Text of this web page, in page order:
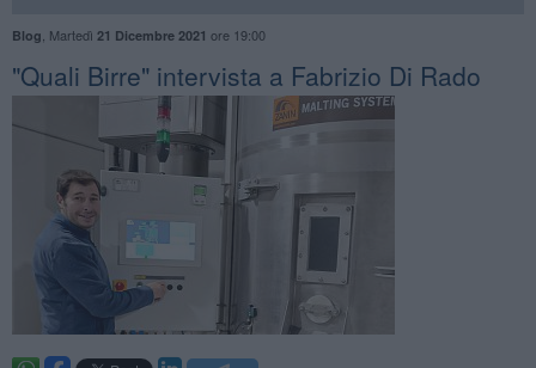
Blog Martedì 21 Dicembre 2021 ore 19:00
"Quali Birre" intervista a Fabrizio Di Rado